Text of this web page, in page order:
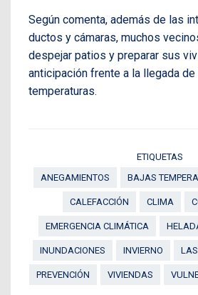
Según comenta, además de las
ductos y cámaras, muchos
despejar patios y preparar sus
anticipación frente a la llegada
temperaturas.
ETIQUETAS
ANEGAMIENTOS
BAJAS
CALEFACCIÓN CLIMA
EMERGENCIA CLIMÁTICA
INUNDACIONES INVIERNO
PREVENCIÓN VIVIENDAS